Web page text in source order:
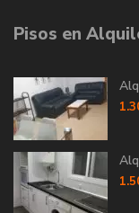
Pisos en